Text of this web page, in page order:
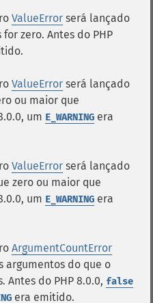
ValueError será lançado
zero. Antes do PHP
ValueError será lançado
ou maior que
um E_WARNING era
ValueError será lançado
zero ou maior que
um E_WARNING era
ArgumentCountError
argumentos do que o
Antes do PHP 8.0.0, false
era emitido.